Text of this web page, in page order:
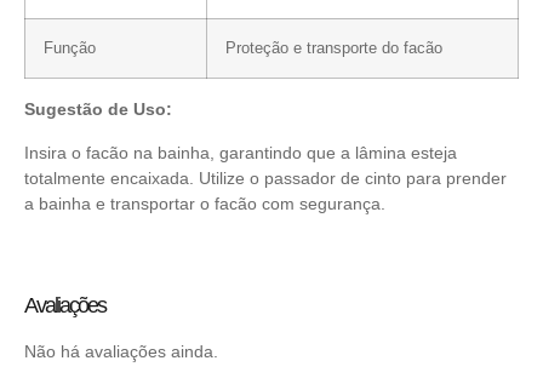
Função Proteção e transporte do facão
Sugestão de Uso:
Insira o facão na bainha, garantindo que a lâmina esteja
totalmente encaixada. Utilize o passador de cinto para prender
a bainha e transportar o facão com segurança.
Avaliações
Não há avaliações ainda.